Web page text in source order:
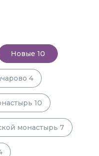
Новые 10
4
10
монастырь 7